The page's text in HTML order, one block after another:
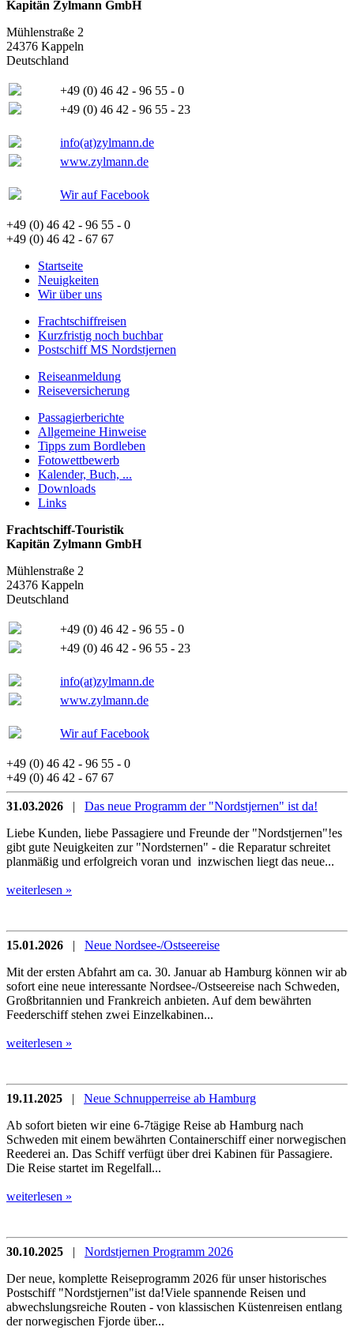
Kapitän Zylmann GmbH
Mühlenstraße 2
24376 Kappeln
Deutschland
+49 (0) 46 42 - 96 55 - 0
+49 (0) 46 42 - 96 55 - 23
info(at)zylmann.de
www.zylmann.de
Wir auf Facebook
+49 (0) 46 42 - 96 55 - 0
+49 (0) 46 42 - 67 67
Startseite
Neuigkeiten
Wir über uns
Frachtschiffreisen
Kurzfristig noch buchbar
Postschiff MS Nordstjernen
Reiseanmeldung
Reiseversicherung
Passagierberichte
Allgemeine Hinweise
Tipps zum Bordleben
Fotowettbewerb
Kalender, Buch, ...
Downloads
Links
Frachtschiff-Touristik
Kapitän Zylmann GmbH
Mühlenstraße 2
24376 Kappeln
Deutschland
+49 (0) 46 42 - 96 55 - 0
+49 (0) 46 42 - 96 55 - 23
info(at)zylmann.de
www.zylmann.de
Wir auf Facebook
+49 (0) 46 42 - 96 55 - 0
+49 (0) 46 42 - 67 67
31.03.2026 | Das neue Programm der "Nordstjernen" ist da!
Liebe Kunden, liebe Passagiere und Freunde der "Nordstjernen"!es
gibt gute Neuigkeiten zur "Nordsternen" - die Reparatur schreitet
planmäßig und erfolgreich voran und inzwischen liegt das neue...
weiterlesen »
15.01.2026 | Neue Nordsee-/Ostseereise
Mit der ersten Abfahrt am ca. 30. Januar ab Hamburg können wir ab
sofort eine neue interessante Nordsee-/Ostseereise nach Schweden,
Großbritannien und Frankreich anbieten. Auf dem bewährten
Feederschiff stehen zwei Einzelkabinen...
weiterlesen »
19.11.2025 | Neue Schnupperreise ab Hamburg
Ab sofort bieten wir eine 6-7tägige Reise ab Hamburg nach
Schweden mit einem bewährten Containerschiff einer norwegischen
Reederei an. Das Schiff verfügt über drei Kabinen für Passagiere.
Die Reise startet im Regelfall...
weiterlesen »
30.10.2025 | Nordstjernen Programm 2026
Der neue, komplette Reiseprogramm 2026 für unser historisches
Postschiff "Nordstjernen"ist da!Viele spannende Reisen und
abwechslungsreiche Routen - von klassischen Küstenreisen entlang
der norwegischen Fjorde über...